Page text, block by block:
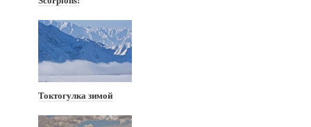
Токтогулка зимой